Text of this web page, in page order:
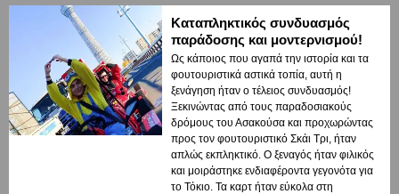
Καταπληκτικός συνδυασμός
παράδοσης και μοντερνισμού!
Ως κάποιος που αγαπά την ιστορία και τα
φουτουριστικά αστικά τοπία, αυτή η
ξενάγηση ήταν ο τέλειος συνδυασμός!
Ξεκινώντας από τους παραδοσιακούς
δρόμους του Ασακούσα και προχωρώντας
προς τον φουτουριστικό Σκάι Τρι, ήταν
απλώς εκπληκτικό. Ο ξεναγός ήταν φιλικός
και μοιράστηκε ενδιαφέροντα γεγονότα για
το Τόκιο. Τα καρτ ήταν εύκολα στη